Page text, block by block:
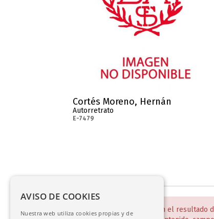
Cortés Moreno, Hernán
Autorretrato
E-7479
NOTA:
Estas bases de datos son el
AVISO DE COOKIES
Nuestra web utiliza cookies propias y de